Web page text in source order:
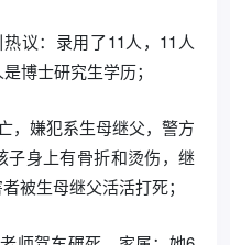
议：录用了11人，11人
博士研究生学历；
，嫌犯系生母继父，警方
子身上有骨折和烫伤，继
被生母继父活活打死；